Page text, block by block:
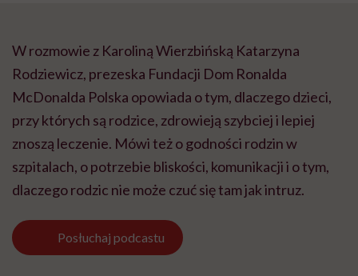
W rozmowie z Karoliną Wierzbińską Katarzyna
Rodziewicz, prezeska Fundacji Dom Ronalda
McDonalda Polska opowiada o tym, dlaczego dzieci,
przy których są rodzice, zdrowieją szybciej i lepiej
znoszą leczenie. Mówi też o godności rodzin w
szpitalach, o potrzebie bliskości, komunikacji i o tym,
dlaczego rodzic nie może czuć się tam jak intruz.
Posłuchaj podcastu